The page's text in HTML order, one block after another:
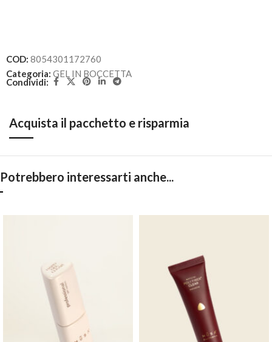
COD: 8054301172760
Categoria: GEL IN BOCCETTA
Condividi:
Acquista il pacchetto e risparmia
Potrebbero interessarti anche...